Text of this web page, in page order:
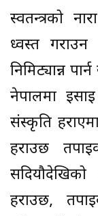
स्वतन्त्रको
ध्वस्त गराउन
निमिट्यान्न
नेपालमा
संस्कृति
हराउछ
हराउछ,